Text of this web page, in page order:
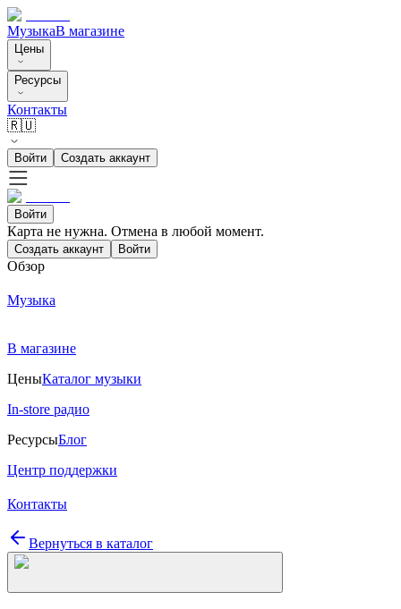
МузыкаВ магазине
Цены
Ресурсы
Контакты
🇷🇺
Войти Создать аккаунт
Войти
Карта не нужна. Отмена в любой момент.
Создать аккаунт Войти
Обзор
Музыка
В магазине
ЦеныКаталог музыки
In-store радио
РесурсыБлог
Центр поддержки
Контакты
Вернуться в каталог